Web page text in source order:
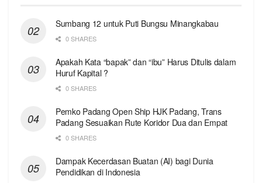
Sumbang 12 untuk Puti Bungsu Minangkabau
0 SHARES
Apakah Kata “bapak” dan “ibu” Harus Ditulis dalam
Huruf Kapital ?
0 SHARES
Pemko Padang Open Ship HJK Padang, Trans
Padang Sesuaikan Rute Koridor Dua dan Empat
0 SHARES
Dampak Kecerdasan Buatan (AI) bagi Dunia
Pendidikan di Indonesia